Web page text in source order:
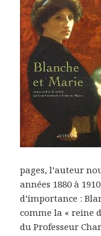
pages, l’auteur
années 1880 à
d’importance :
comme la « reine
du Professeur